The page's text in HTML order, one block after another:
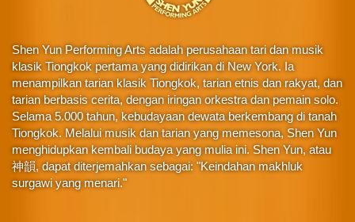
Shen Yun Performing Arts adalah perusahaan tari dan musik
klasik Tiongkok pertama yang didirikan di New York. Ia
menampilkan tarian klasik Tiongkok, tarian etnis dan rakyat, dan
tarian berbasis cerita, dengan iringan orkestra dan pemain solo.
Selama 5.000 tahun, kebudayaan dewata berkembang di tanah
Tiongkok. Melalui musik dan tarian yang memesona, Shen Yun
menghidupkan kembali budaya yang mulia ini. Shen Yun, atau
神韻, dapat diterjemahkan sebagai: "Keindahan makhluk
surgawi yang menari."